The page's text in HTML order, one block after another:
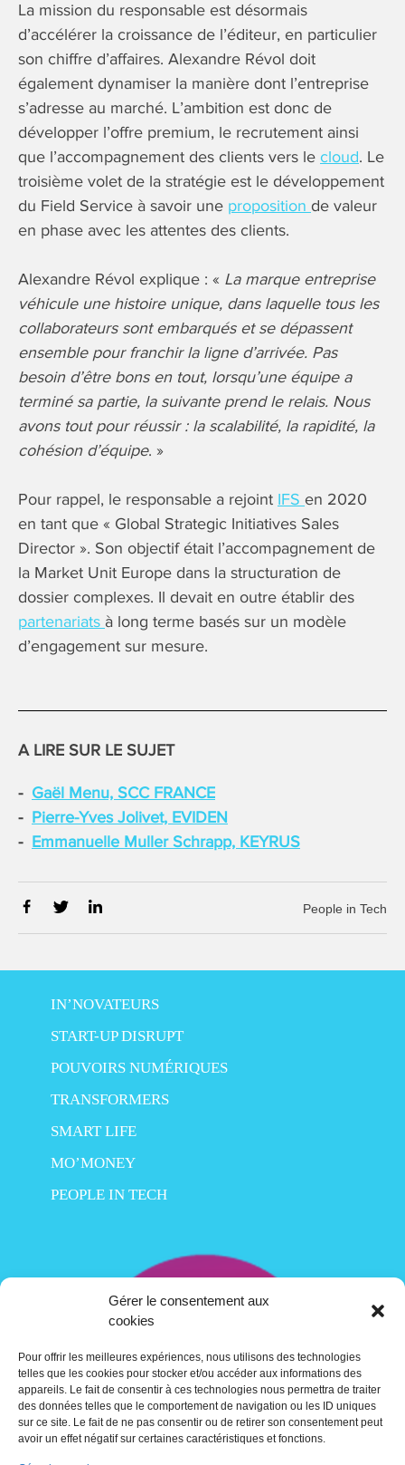
Gérer le consentement aux
cookies
Pour offrir les meilleures expériences, nous utilisons des technologies
telles que les cookies pour stocker et/ou accéder aux informations des
appareils. Le fait de consentir à ces technologies nous permettra de traiter
des données telles que le comportement de navigation ou les ID uniques
sur ce site. Le fait de ne pas consentir ou de retirer son consentement peut
avoir un effet négatif sur certaines caractéristiques et fonctions.
La mission du responsable est désormais
d’accélérer la croissance de l’éditeur, en particulier
son chiffre d’affaires. Alexandre Révol doit
également dynamiser la manière dont l’entreprise
s’adresse au marché. L’ambition est donc de
développer l’offre premium, le recrutement ainsi
que l’accompagnement des clients vers le cloud. Le
troisième volet de la stratégie est le développement
du Field Service à savoir une proposition de valeur
en phase avec les attentes des clients.
Alexandre Révol explique : « La marque entreprise
véhicule une histoire unique, dans laquelle tous les
collaborateurs sont embarqués et se dépassent
ensemble pour franchir la ligne d’arrivée. Pas
besoin d’être bons en tout, lorsqu’une équipe a
terminé sa partie, la suivante prend le relais. Nous
avons tout pour réussir : la scalabilité, la rapidité, la
cohésion d’équipe. »
Pour rappel, le responsable a rejoint IFS en 2020
en tant que « Global Strategic Initiatives Sales
Director ». Son objectif était l’accompagnement de
la Market Unit Europe dans la structuration de
dossier complexes. Il devait en outre établir des
partenariats à long terme basés sur un modèle
d’engagement sur mesure.
A LIRE SUR LE SUJET
Gaël Menu, SCC FRANCE
Pierre-Yves Jolivet, EVIDEN
Emmanuelle Muller Schrapp, KEYRUS
People in Tech
IN’NOVATEURS
START-UP DISRUPT
POUVOIRS NUMÉRIQUES
TRANSFORMERS
SMART LIFE
MO’MONEY
PEOPLE IN TECH